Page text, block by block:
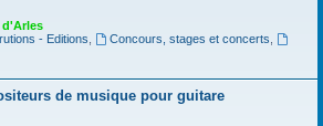
d'Arles
- Editions Concours, stages et concerts
de musique pour guitare